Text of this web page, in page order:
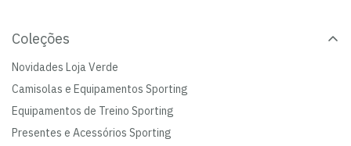
Coleções
Novidades Loja Verde
Camisolas e Equipamentos Sporting
Equipamentos de Treino Sporting
Presentes e Acessórios Sporting